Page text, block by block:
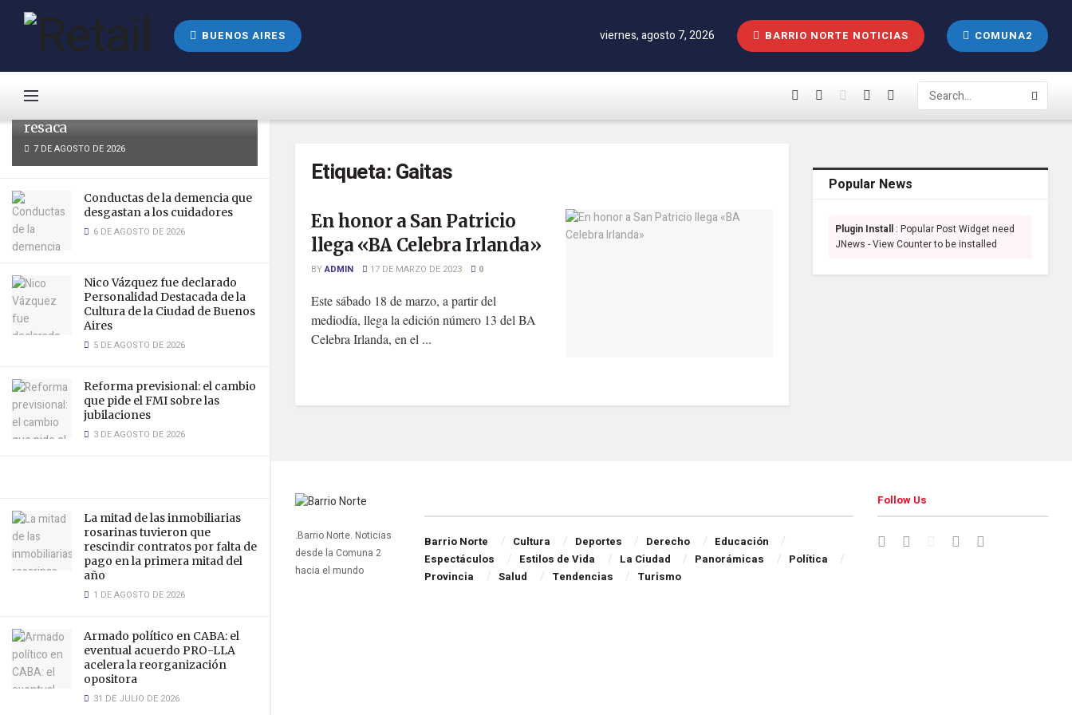
LATEST
Nace el nuevo helado con
resaca
7 DE AGOSTO DE 2026
Conductas de la demencia que
desgastan a los cuidadores
6 DE AGOSTO DE 2026
Nico Vázquez fue declarado
Personalidad Destacada de la
Cultura de la Ciudad de Buenos
Aires
5 DE AGOSTO DE 2026
Reforma previsional: el cambio
que pide el FMI sobre las
jubilaciones
3 DE AGOSTO DE 2026
La mitad de las inmobiliarias
rosarinas tuvieron que
rescindir contratos por falta de
pago en la primera mitad del
año
1 DE AGOSTO DE 2026
Armado político en CABA: el
eventual acuerdo PRO-LLA
acelera la reorganización
opositora
31 DE JULIO DE 2026
BUENOS AIRES viernes, agosto 7, 2026 BARRIO NORTE NOTICIAS COMUNA2
Etiqueta:Gaitas
En honor a San Patricio
llega «BA Celebra Irlanda»
BYADMIN 17 DE MARZO DE 2023 0
Este sábado 18 de marzo, a partir del
mediodía, llega la edición número 13 del BA
Celebra Irlanda, en el ...
Popular News
Plugin Install : Popular Post Widget need
JNews - View Counter to be installed
.Barrio Norte. Noticias
desde la Comuna 2
hacia el mundo
Barrio Norte Cultura Deportes Derecho
Educación
Espectáculos
Estilos de Vida La Ciudad Panorámicas
Política
Provincia
Salud Tendencias Turismo
Follow Us